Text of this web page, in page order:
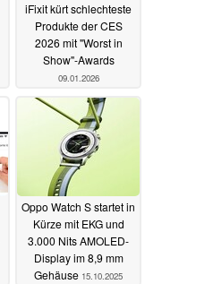
iFixit kürt schlechteste
Produkte der CES
2026 mit "Worst in
Show"-Awards
09.01.2026
Oppo Watch S startet in
Kürze mit EKG und
3.000 Nits AMOLED-
Display im 8,9 mm
Gehäuse 15.10.2025